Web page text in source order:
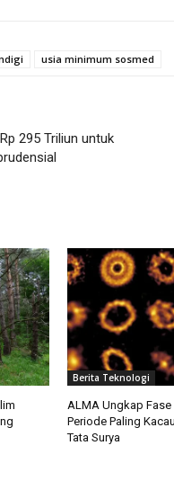
usia minimum sosmed
295 Triliun untuk
Berita Teknologi
ALMA Ungkap Fase
Periode Paling
Tata Surya